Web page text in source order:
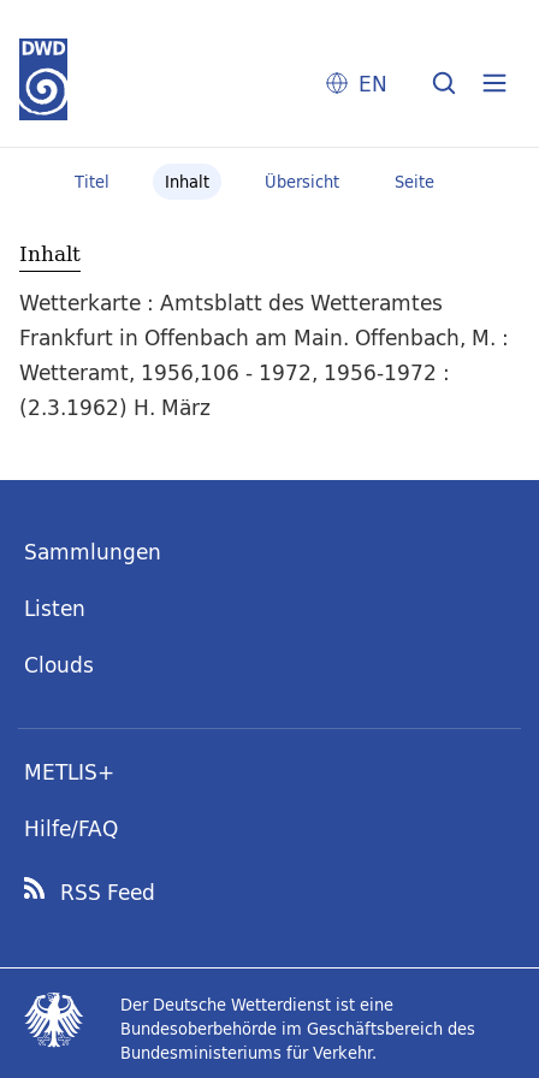
EN
Titel Inhalt Übersicht Seite
Inhalt
Wetterkarte : Amtsblatt des Wetteramtes
Frankfurt in Offenbach am Main. Offenbach, M. :
Wetteramt, 1956,106 - 1972, 1956-1972 :
(2.3.1962) H. März
Sammlungen
Listen
Clouds
METLIS+
Hilfe/FAQ
RSS Feed
Der Deutsche Wetterdienst ist eine
Bundesoberbehörde im Geschäftsbereich des
Bundesministeriums für Verkehr.